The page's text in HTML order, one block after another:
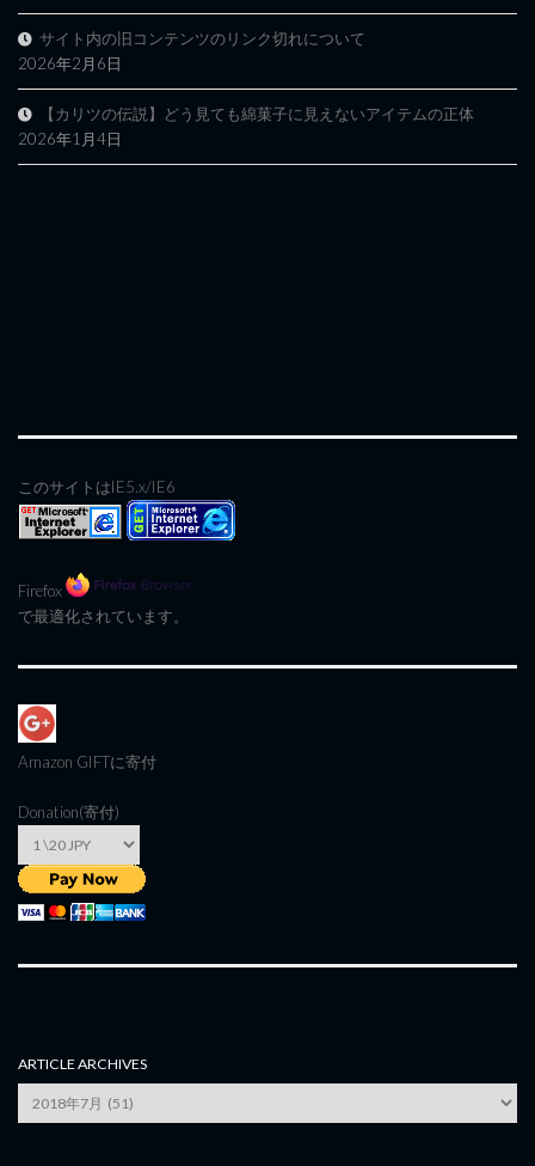
サイト内の旧コンテンツのリンク切れについて
2026年2月6日
【カリツの伝説】どう見ても綿菓子に見えないアイテムの正体
2026年1月4日
このサイトはIE5.x/IE6
Firefox
で最適化されています。
Amazon GIFTに寄付
Donation(寄付)
ARTICLE ARCHIVES
Article
Archives